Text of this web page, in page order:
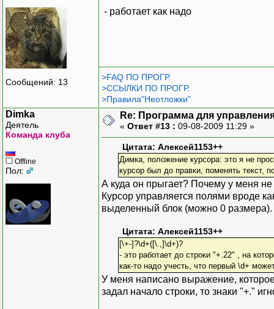
Сообщений: 13
- работает как надо
>FAQ ПО ПРОГР.
>ССЫЛКИ ПО ПРОГР.
>Правила"Неотложки"
Dimka
Деятель
Команда клуба
Offline
Пол:
Re: Программа для
« Ответ #13 : 09-08-2009 11:29 »
Цитата: Алексей1153++
Димка, положение курсора: это я не
курсор был до правки, поменять текст,
А куда он прыгает? Почему у меня
Курсор управляется полями вроде
выделенный блок (можно 0 размера).
Цитата: Алексей1153++
[\+-]?\d+([\.,]\d+)?
- это работает до строки "+.22" , на
как-то надо учесть, что первый \d+
У меня написано выражение, которое
задал начало строки, то знаки "+."